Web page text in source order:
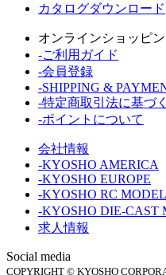
カタログダウンロード
オンラインショッピ
-ご利用ガイド
-会員登録
-SHIPPING &
-特定商取引法に基づ
-ポイントについて
会社情報
-KYOSHO AMERICA
-KYOSHO EUROPE
-KYOSHO RC
-KYOSHO DIE-CAST
求人情報
Social media
COPYRIGHT © KYOSHO